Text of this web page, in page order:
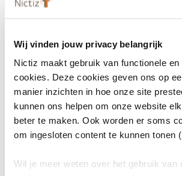
Wij vinden jouw privacy belangrijk
Nictiz maakt gebruik van functionele
cookies. Deze cookies geven ons op
manier inzichten in hoe onze site
kunnen ons helpen om onze website
beter te maken. Ook worden er soms
om ingesloten content te kunnen tonen
Wil je meer weten over het gebruik van
11 februari 2020
Status
Actief
Datum release
11 februari 2020